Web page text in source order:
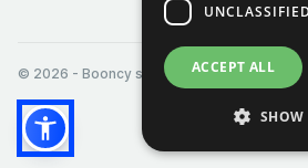
© 2026 - Booncy srl - VAT IT06534300485
UNCLASSIFIED
ACCEPT ALL
SHOW